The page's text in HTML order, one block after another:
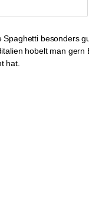
besonders
hobelt man gern
hat.